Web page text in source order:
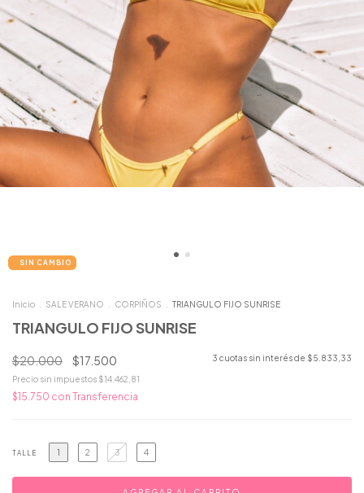
Inicio SALE VERANO CORPIÑOS TRIANGULO FIJO SUNRISE
TRIANGULO FIJO SUNRISE
$20.000 $17.500 3 cuotas sin interés de $5.833,33
Precio sin impuestos $14.462,81
$15.750 con Transferencia
TALLE 1 2 3 4